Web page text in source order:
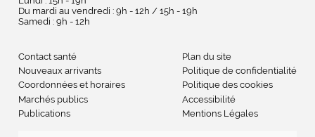
Du mardi au vendredi : 9h - 12h / 15h - 19h
Samedi : 9h - 12h
Contact santé
Nouveaux arrivants
Coordonnées et horaires
Marchés publics
Publications
Plan du site
Politique de confidentialité
Politique des cookies
Accessibilité
Mentions Légales